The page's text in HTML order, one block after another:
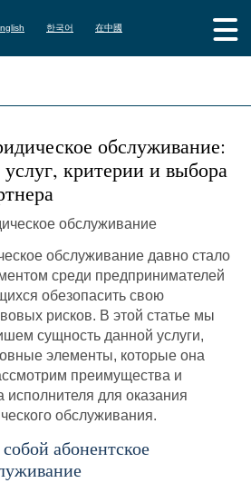
한국어 在中國
обслуживание:
критерии и выбора
обслуживание давно стало
среди предпринимателей
обезопасить свою
рисков. В этой статье мы
сущность данной услуги,
элементы, которые она
преимущества и
для оказания
обслуживания.
абонентское